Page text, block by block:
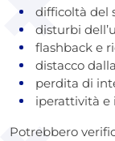
difficoltà del
disturbi
flashback e
distacco
perdita di
iperattività e
Potrebbero